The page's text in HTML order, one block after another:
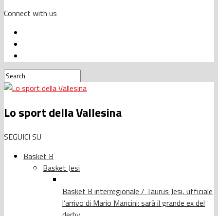
Connect with us
Lo sport della Vallesina
SEGUICI SU
Basket B
Basket Jesi
Basket B interregionale / Taurus Jesi, ufficiale
l’arrivo di Mario Mancini: sarà il grande ex del